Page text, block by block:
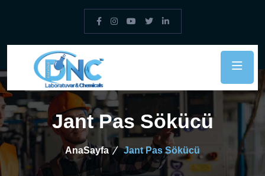
Jant Pas Sökücü
AnaSayfa Jant Pas Sökücü